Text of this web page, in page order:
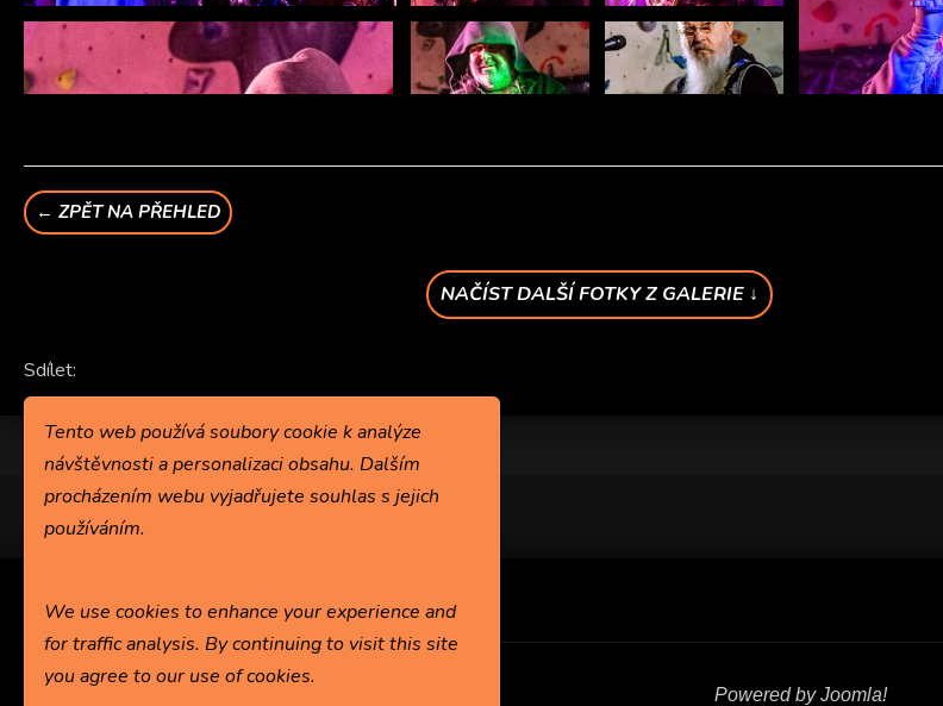
← ZPĚT NA PŘEHLED
NAČÍST DALŠÍ FOTKY Z GALERIE ↓
Sdílet:
Powered by Joomla!
Tento web používá soubory cookie k analýze
návštěvnosti a personalizaci obsahu. Dalším
procházením webu vyjadřujete souhlas s jejich
používáním.
We use cookies to enhance your experience and
for traffic analysis. By continuing to visit this site
you agree to our use of cookies.